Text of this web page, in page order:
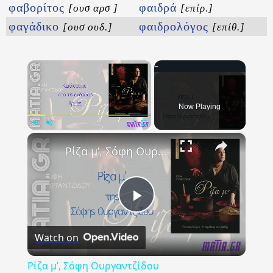
φαβορίτος [ουσ αρσ ] φαιδρά [επίρ.]
φαγάδικο [ουσ ουδ.] φαιδρολόγος [επίθ.]
×
Now Playing
×
Play
Video
Ρίζα μ’, Σόφη Ουργαντζίδου
Watch on
Ρίζα μ’, Σόφη Ουργαντζίδου